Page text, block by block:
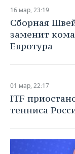
16 мар, 23:19
Сборная
заменит
Евротура
01 мар, 22:17
ITF
тенниса